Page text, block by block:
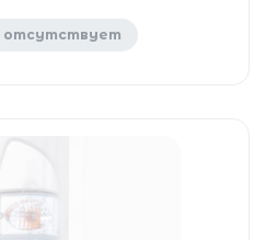
отсутствует